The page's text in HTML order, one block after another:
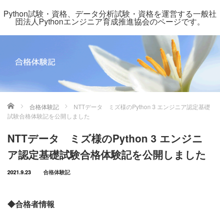
Python試験・資格、データ分析試験・資格を運営する一般社
団法人Pythonエンジニア育成推進協会のページです。
ホーム 合格体験記
NTTデータ ミズ様のPython 3 エンジニア認定基礎
試験合格体験記を公開しました
NTTデータ ミズ様のPython 3 エンジニ
ア認定基礎試験合格体験記を公開しました
2021.9.23 合格体験記
◆合格者情報